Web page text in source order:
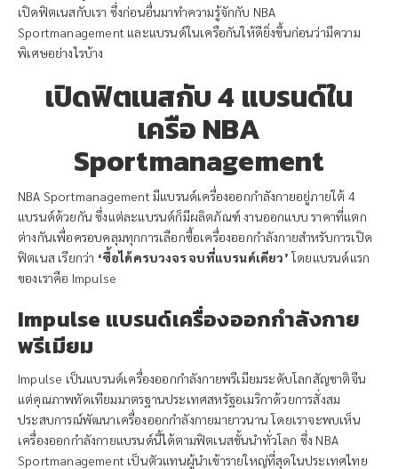
เปิดฟิตเนสกับเรา ซึ่งก่อนอื่นมาทำความรู้จักกับ NBA
Sportmanagement และแบรนด์ในเครือกันให้ดียิ่งขึ้นก่อนว่ามีความ
พิเศษอย่างไรบ้าง
เปิดฟิตเนสกับ 4 แบรนด์ใน
เครือ NBA
Sportmanagement
NBA Sportmanagement มีแบรนด์เครื่องออกกำลังกายอยู่ภายใต้ 4
แบรนด์ด้วยกัน ซึ่งแต่ละแบรนด์ก็มีผลิตภัณฑ์ งานออกแบบ ราคาที่แตก
ต่างกันเพื่อครอบคลุมทุกการเลือกซื้อเครื่องออกกำลังกายสำหรับการเปิด
ฟิตเนส เรียกว่า ‘ซื้อได้ครบวงจร จบที่แบรนด์เดียว’โดยแบรนด์แรก
ของเราคือ Impulse
Impulse แบรนด์เครื่องออกกำลังกาย
พรีเมียม
Impulse เป็นแบรนด์เครื่องออกกำลังกายพรีเมียมระดับโลกสัญชาติจีน
แต่คุณภาพทัดเทียมมาตรฐานประเทศสหรัฐอเมริกาด้วยการสั่งสม
ประสบการณ์พัฒนาเครื่องออกกำลังกายมายาวนาน โดยเราจะพบเห็น
เครื่องออกกำลังกายแบรนด์นี้ได้ตามฟิตเนสชั้นนำทั่วโลก ซึ่ง NBA
Sportmanagement เป็นตัวแทนผู้นำเข้ารายใหญ่ที่สุดในประเทศไทย